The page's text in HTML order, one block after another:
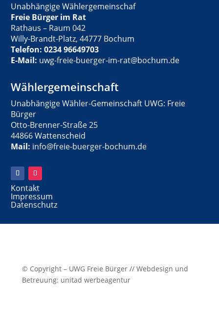
Unabhängige Wählergemeinschaf
Freie Bürger im Rat
Rathaus – Raum 042
Willy-Brandt-Platz, 44777 Bochum
Telefon: 0234 96649703
E-Mail: uwg-freie-buerger-im-rat@bochum.de
Wählergemeinschaft
Unabhängige Wähler-Gemeinschaft UWG: Freie
Bürger
Otto-Brenner-Straße 25
44866 Wattenscheid
Mail: info@freie-buerger-bochum.de
Kontakt
Impressum
Datenschutz
© Copyright – UWG Freie Bürger // Webdesign und
Betreuung: unitad werbeagentur